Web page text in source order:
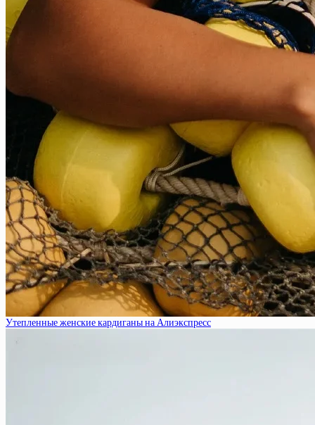
Утепленные женские кардиганы на Алиэкспресс